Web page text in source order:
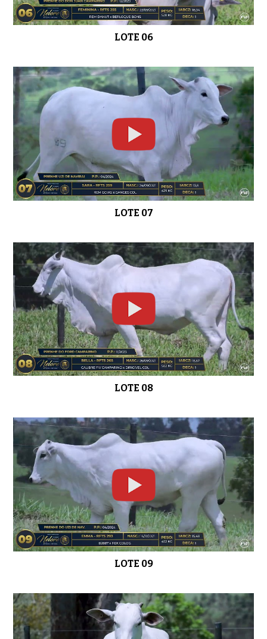
0:39 LOTE 19
0:45 LOTE 20
LOTE 21
LOTE 22
0:45
0:52 LOTE 24
0:45 LOTE 25
LOTE 26
LOTE 27
0:36 LOTE 28
LOTE 06
LOTE 07
LOTE 08
LOTE 09